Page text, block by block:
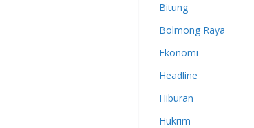
Bitung
Bolmong Raya
Ekonomi
Headline
Hiburan
Hukrim